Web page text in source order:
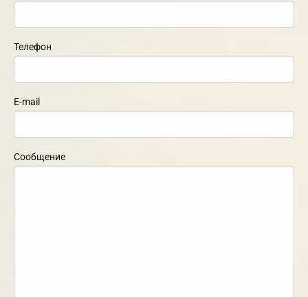
Телефон
E-mail
Сообщение